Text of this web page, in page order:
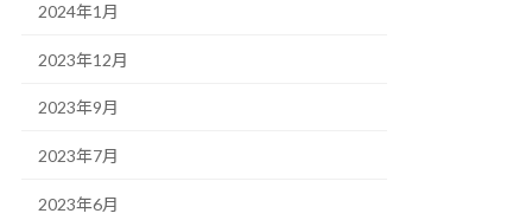
2024年1月
2023年12月
2023年9月
2023年7月
2023年6月